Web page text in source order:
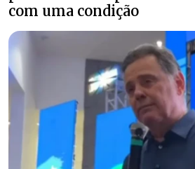
com uma condição